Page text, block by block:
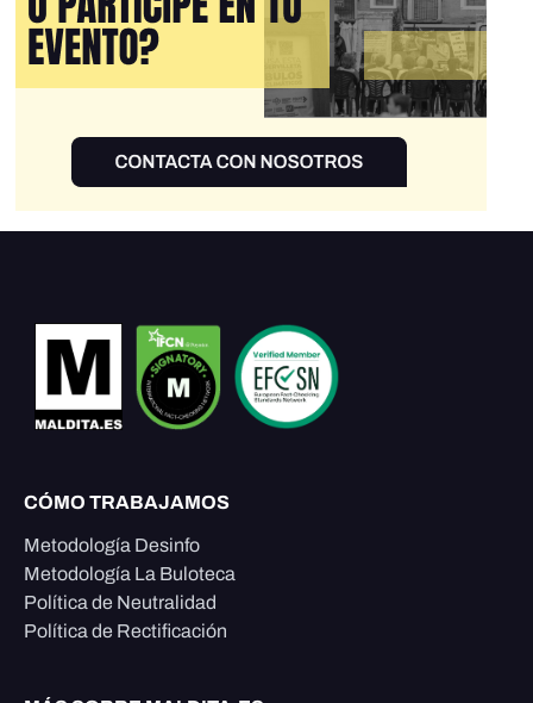
CÓMO TRABAJAMOS
Metodología Desinfo
Metodología La Buloteca
Política de Neutralidad
Política de Rectificación